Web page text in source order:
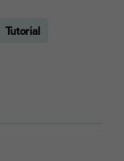
Tutorial